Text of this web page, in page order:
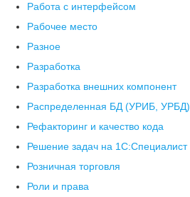
Работа с интерфейсом
Рабочее место
Разное
Разработка
Разработка внешних компонент
Распределенная БД (УРИБ, УРБД)
Рефакторинг и качество кода
Решение задач на 1С:Специалист
Розничная торговля
Роли и права